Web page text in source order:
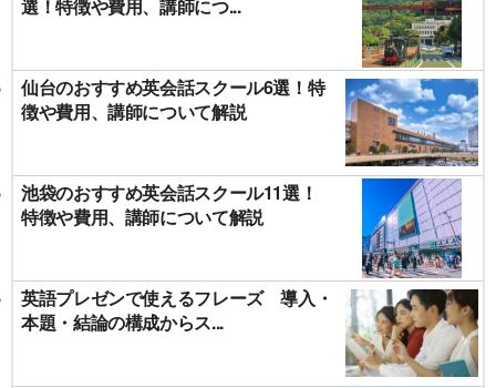
選！特徴や費用、講師につ...
仙台のおすすめ英会話スクール6選！特
徴や費用、講師について解説
池袋のおすすめ英会話スクール11選！
特徴や費用、講師について解説
英語プレゼンで使えるフレーズ 導入・
本題・結論の構成からス...